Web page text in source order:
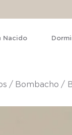
Nacido
bombacho